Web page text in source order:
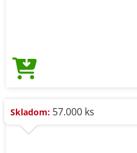
Skladom: 57.000 ks